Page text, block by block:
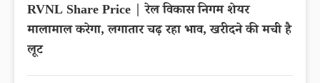
RVNL Share Price | रेल विकास निगम शेयर
मालामाल करेगा, लगातार चढ़ रहा भाव, खरीदने की मची है
लूट